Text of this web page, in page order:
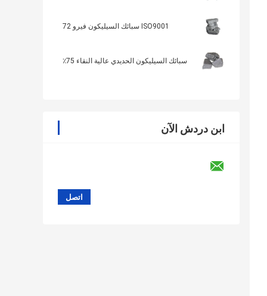
ISO9001 سبائك السيليكون فيرو 72
سبائك السيليكون الحديدي عالية النقاء 75٪
ابن دردش الآن